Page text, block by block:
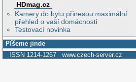
HDmag.cz
Kamery do bytu přinesou maximální
přehled o vaší domácnosti
Testovací novinka
Píšeme jinde
ISSN 1214-1267 www.czech-server.cz